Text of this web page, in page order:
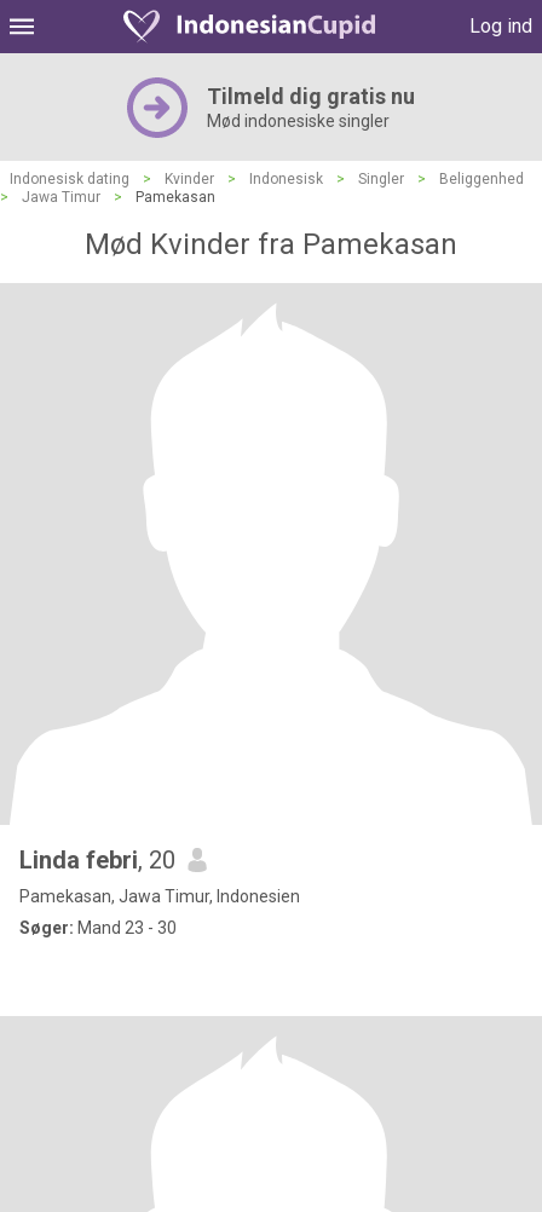
Log ind
Tilmeld dig gratis nu
Mød indonesiske singler
Indonesisk dating > Kvinder > Indonesisk > Singler >
Beliggenhed
>
Jawa Timur > Pamekasan
Mød Kvinder fra Pamekasan
Linda febri, 20
Pamekasan, Jawa Timur, Indonesien
Søger: Mand 23 - 30